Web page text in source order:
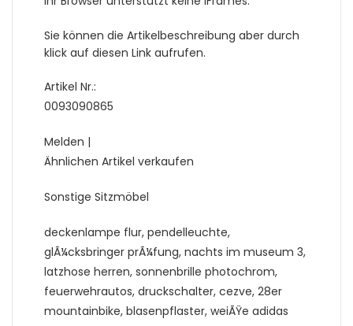
Sie können die Artikelbeschreibung aber durch
klick auf diesen Link aufrufen.
Artikel Nr.:
0093090865
Melden |
Ähnlichen Artikel verkaufen
Sonstige Sitzmöbel
deckenlampe flur, pendelleuchte,
glÃ¼cksbringer prÃ¼fung, nachts im museum 3,
latzhose herren, sonnenbrille photochrom,
feuerwehrautos, druckschalter, cezve, 28er
mountainbike, blasenpflaster, weiÃŸe adidas